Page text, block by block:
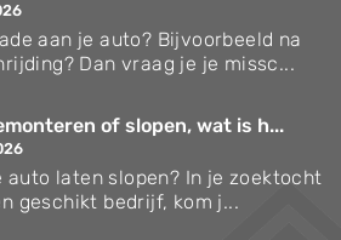
aan je auto? Bijvoorbeeld na
Dan vraag je je missc...
of slopen, wat is h...
auto laten slopen? In je zoektocht
geschikt bedrijf, kom j...